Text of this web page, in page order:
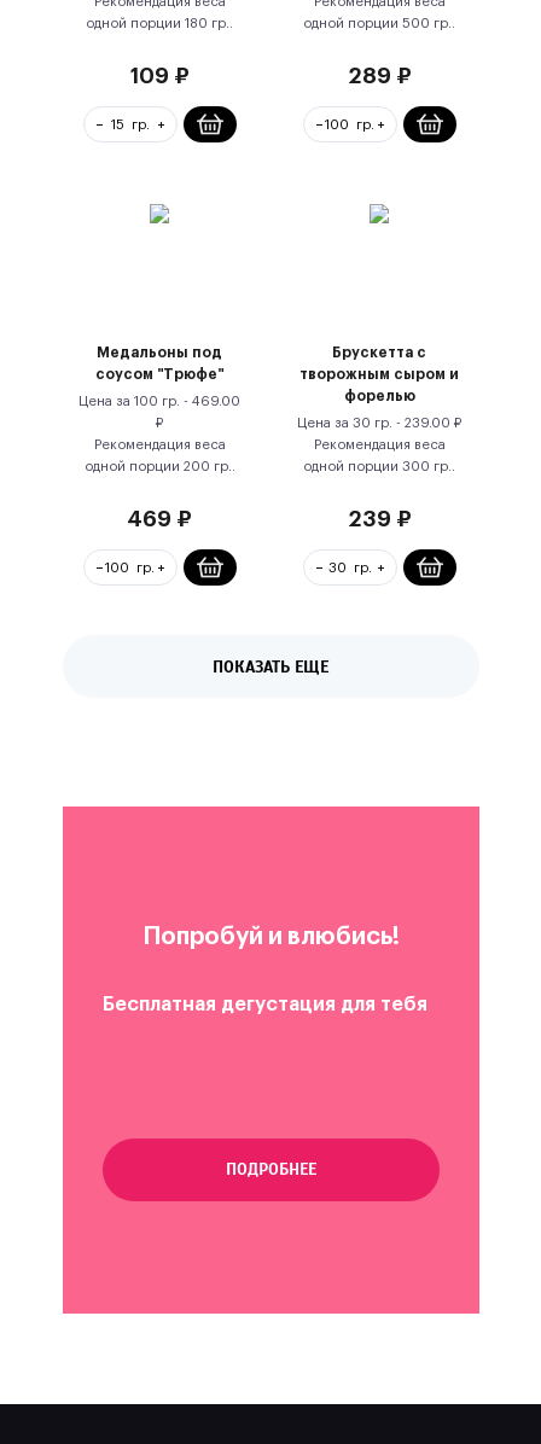
одной порции 180 гр.
109 ₽
одной порции 500 гр.
289 ₽
Медальоны под
соусом "Трюфе"
Цена за 100 гр. - 469.00
₽
Рекомендация веса
одной порции 200 гр.
469 ₽
Брускетта с
творожным сыром и
форелью
Цена за 30 гр. - 239.00 ₽
Рекомендация веса
одной порции 300 гр.
239 ₽
ПОКАЗАТЬ ЕЩЕ
Попробуй и влюбись!
Бесплатная дегустация для тебя
ПОДРОБНЕЕ